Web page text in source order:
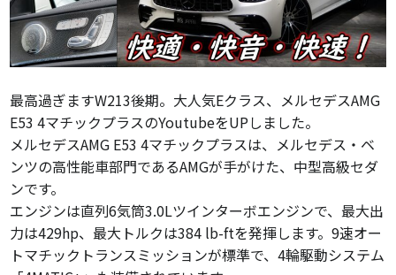
最高過ぎますW213後期。大人気Eクラス、メルセデスAMG
E53 4マチックプラスのYoutubeをUPしました。
メルセデスAMG E53 4マチックプラスは、メルセデス・ベ
ンツの高性能車部門であるAMGが手がけた、中型高級セダ
ンです。
エンジンは直列6気筒3.0Lツインターボエンジンで、最大出
力は429hp、最大トルクは384 lb-ftを発揮します。9速オー
トマチックトランスミッションが標準で、4輪駆動システム